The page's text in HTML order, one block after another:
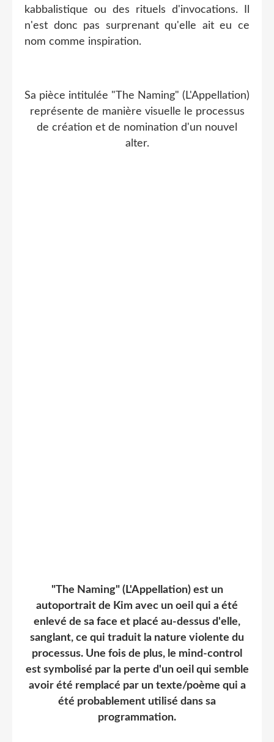
kabbalistique ou des rituels d'invocations. Il
n'est donc pas surprenant qu'elle ait eu ce
nom comme inspiration.
Sa pièce intitulée "The Naming" (L'Appellation)
représente de manière visuelle le processus
de création et de nomination d'un nouvel
alter.
"The Naming" (L'Appellation) est un
autoportrait de Kim avec un oeil qui a été
enlevé de sa face et placé au-dessus d'elle,
sanglant, ce qui traduit la nature violente du
processus. Une fois de plus, le mind-control
est symbolisé par la perte d'un oeil qui semble
avoir été remplacé par un texte/poème qui a
été probablement utilisé dans sa
programmation.